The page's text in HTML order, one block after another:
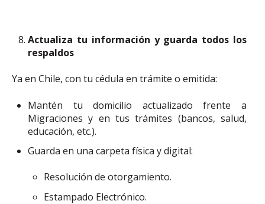
Actualiza tu información y guarda todos los
respaldos
Ya en Chile, con tu cédula en trámite o emitida:
Mantén tu domicilio actualizado frente a
Migraciones y en tus trámites (bancos, salud,
educación, etc.).
Guarda en una carpeta física y digital:
Resolución de otorgamiento.
Estampado Electrónico.